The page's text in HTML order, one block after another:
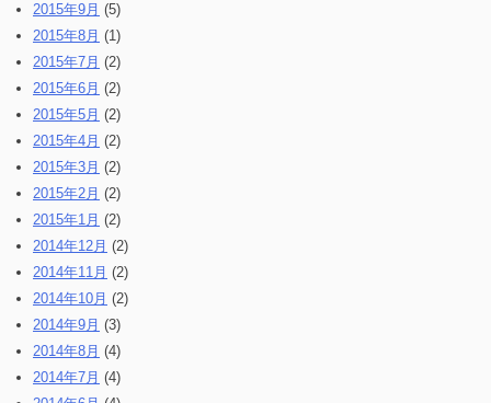
2015年9月 (5)
2015年8月 (1)
2015年7月 (2)
2015年6月 (2)
2015年5月 (2)
2015年4月 (2)
2015年3月 (2)
2015年2月 (2)
2015年1月 (2)
2014年12月 (2)
2014年11月 (2)
2014年10月 (2)
2014年9月 (3)
2014年8月 (4)
2014年7月 (4)